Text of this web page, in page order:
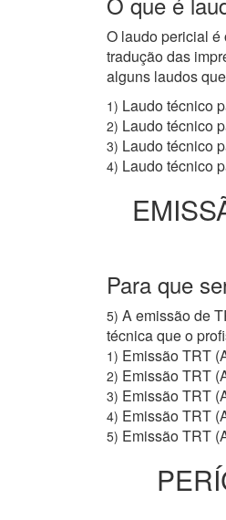
O laudo pericial é
tradução das
alguns laudos
1) Laudo técnico
2) Laudo técnico
3) Laudo técnico
4) Laudo técnico
Para que
5) A emissão de
técnica que o
1) Emissão TRT
2) Emissão TRT
3) Emissão TRT
4) Emissão TRT
5) Emissão TRT